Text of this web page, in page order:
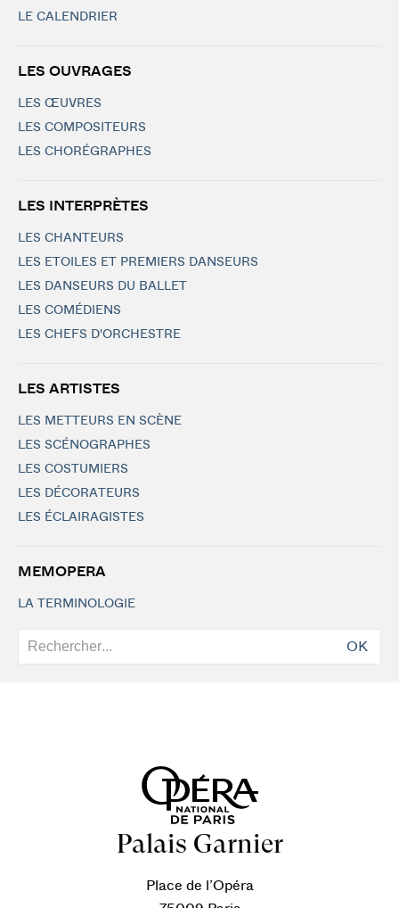
LE CALENDRIER
LES OUVRAGES
LES ŒUVRES
LES COMPOSITEURS
LES CHORÉGRAPHES
LES INTERPRÈTES
LES CHANTEURS
LES ETOILES ET PREMIERS DANSEURS
LES DANSEURS DU BALLET
LES COMÉDIENS
LES CHEFS D'ORCHESTRE
LES ARTISTES
LES METTEURS EN SCÈNE
LES SCÉNOGRAPHES
LES COSTUMIERS
LES DÉCORATEURS
LES ÉCLAIRAGISTES
MEMOPERA
LA TERMINOLOGIE
OK
Palais Garnier
Place de l’Opéra